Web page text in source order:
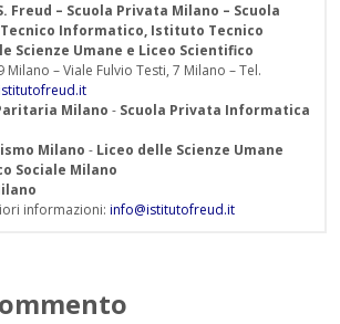
– Scuola Privata Milano – Scuola
Informatico, Istituto Tecnico
Scienze Umane e Liceo Scientifico
– Viale Fulvio Testi, 7 Milano – Tel.
Milano - Scuola Privata Informatica
Milano - Liceo delle Scienze Umane
Sociale Milano
informazioni: info@istitutofreud.it